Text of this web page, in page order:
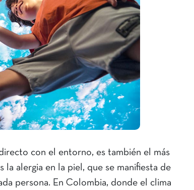
con el entorno, es también el más
la alergia en la piel, que se manifiesta de
persona. En Colombia, donde el clima